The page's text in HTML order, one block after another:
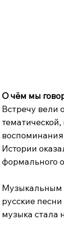
О чём мы
Встречу вели
Истории
формального
Музыкальным
русские
музыка стала